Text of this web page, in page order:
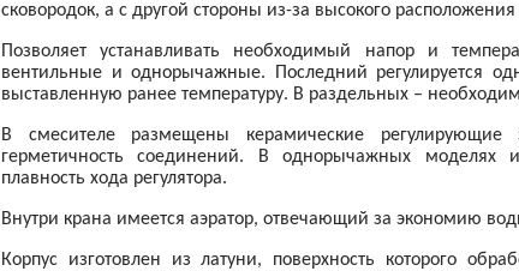
сковородок, а с другой стороны из-за высокого
Позволяет устанавливать необходимый напор и
вентильные и однорычажные. Последний регулируется
выставленную ранее температуру. В раздельных –
В смесителе размещены керамические регулирующие
герметичность соединений. В однорычажных моделях
плавность хода регулятора.
Внутри крана имеется аэратор, отвечающий за экономию
Корпус изготовлен из латуни, поверхность которого